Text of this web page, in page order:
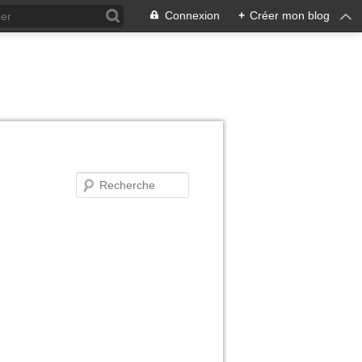
Connexion + Créer mon blog